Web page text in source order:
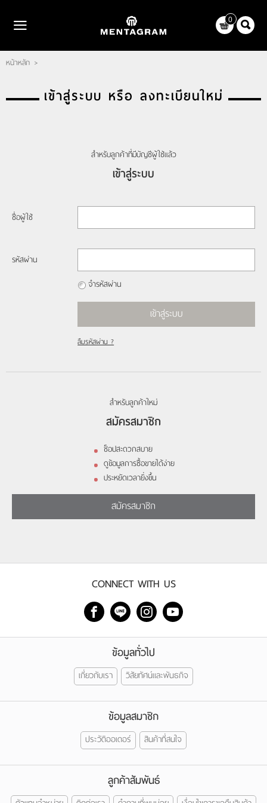
ไทย
หน้าหลัก
บทความ
0
หน้าหลัก >
เข้าสู่ระบบ หรือ ลงทะเบียนใหม่
เข้าสู่ระบบ
สำหรับลูกค้าที่มีบัญชีผู้ใช้แล้ว
ชื่อผู้ใช้
รหัสผ่าน
จำรหัสผ่าน
เข้าสู่ระบบ
ลืมรหัสผ่าน ?
สมัครสมาชิก
สำหรับลูกค้าใหม่
ช็อปสะดวกสบาย
ดูข้อมูลการซื้อขายได้ง่าย
ประหยัดเวลายิ่งขึ้น
สมัครสมาชิก
CONNECT WITH US
ข้อมูลทั่วไป
เกี่ยวกับเรา วิสัยทัศน์และพันธกิจ
ข้อมูลสมาชิก
ประวัติออเดอร์ สินค้าที่สนใจ
ลูกค้าสัมพันธ์